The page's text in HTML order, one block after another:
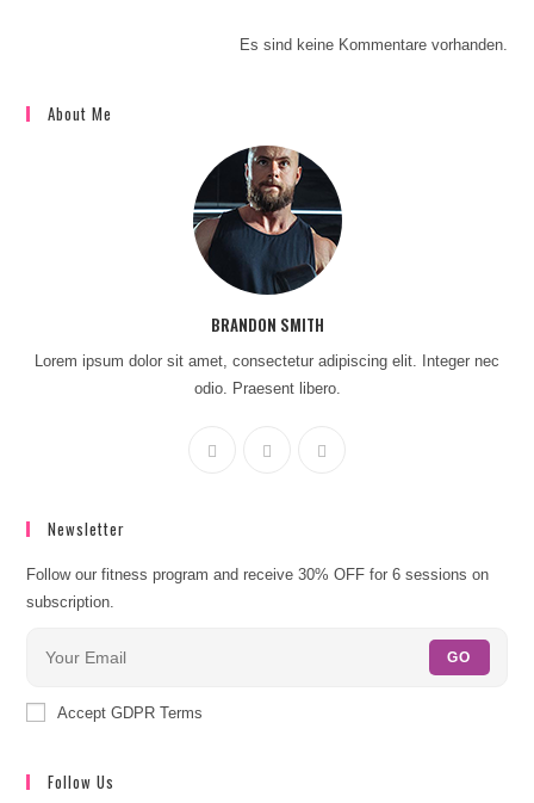
Es sind keine Kommentare vorhanden.
About Me
BRANDON SMITH
Lorem ipsum dolor sit amet, consectetur adipiscing elit. Integer nec
odio. Praesent libero.
Newsletter
Follow our fitness program and receive 30% OFF for 6 sessions on
subscription.
GO
Accept GDPR Terms
Follow Us